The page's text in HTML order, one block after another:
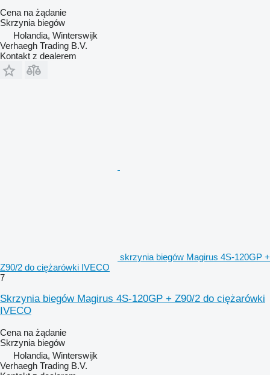
Cena na żądanie
Skrzynia biegów
Holandia, Winterswijk
Verhaegh Trading B.V.
Kontakt z dealerem
skrzynia biegów Magirus 4S-120GP +
Z90/2 do ciężarówki IVECO
7
Skrzynia biegów Magirus 4S-120GP + Z90/2 do ciężarówki
IVECO
Cena na żądanie
Skrzynia biegów
Holandia, Winterswijk
Verhaegh Trading B.V.